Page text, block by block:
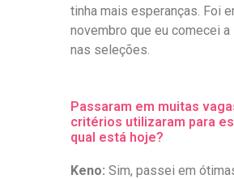
tinha mais esperanças. Foi
novembro que eu comecei a
nas seleções.
Passaram em muitas
critérios utilizaram para
qual está hoje?
Keno: Sim, passei em